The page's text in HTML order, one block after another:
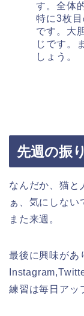
す。全体
特に3枚
です。大
じです。
しょう。
先週の振
なんだか、猫と
ぁ、気にしない
また来週。
最後に興味があ
練習は毎日アッ